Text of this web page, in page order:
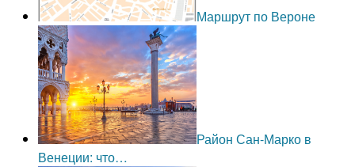
Маршрут по Вероне
Район Сан-Марко в
Венеции: что…